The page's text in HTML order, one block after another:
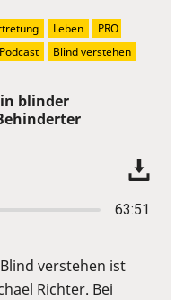
blinder
63:51
verstehen ist
Richter. Bei
Leben
PRO
Podcast Blind verstehen